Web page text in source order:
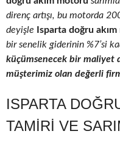
direnç artışı, bu motorda
deyişle Isparta doğru
bir senelik giderinin %7’si
küçümsenecek bir maliyet
müşterimiz olan değerli
ISPARTA
TAMIRI VE